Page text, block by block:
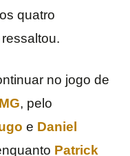
quatro
no jogo de
, pelo
e Daniel
Patrick